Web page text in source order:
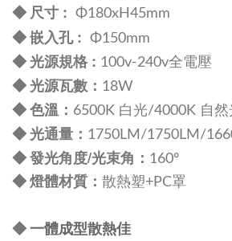
◆ 尺寸 :
Φ180xH45mm
◆ 嵌入孔:
Φ150mm
◆ 光源規格 : 100v-240v全電壓
◆ 光源瓦數 ： 18W
◆ 色溫 ： 6500K 白光/4000K 自
◆ 光通量 ： 1750LM/1750LM/
◆ 發光角度/光束角： 160°
◆ 燈體材質： 散熱塑+PC罩
◆ 一體成型散熱佳